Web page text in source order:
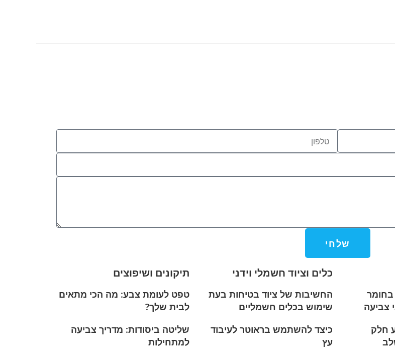
שלחי
בחומר
צביעה
חלק
כלים וציוד חשמלי וידני
החשיבות של ציוד בטיחות בעת
שימוש בכלים חשמליים
כיצד להשתמש בראוטר לעיבוד
עץ
תיקונים ושיפוצים
טפט לעומת צבע: מה הכי מתאים
לבית שלך?
שליטה ביסודות: מדריך צביעה
למתחילות